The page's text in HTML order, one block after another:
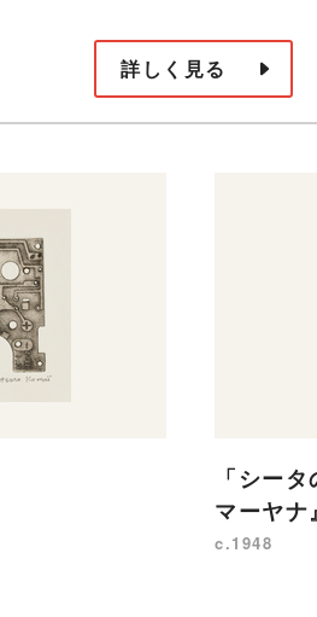
詳しく見る
「シー
マーヤ
c.1948